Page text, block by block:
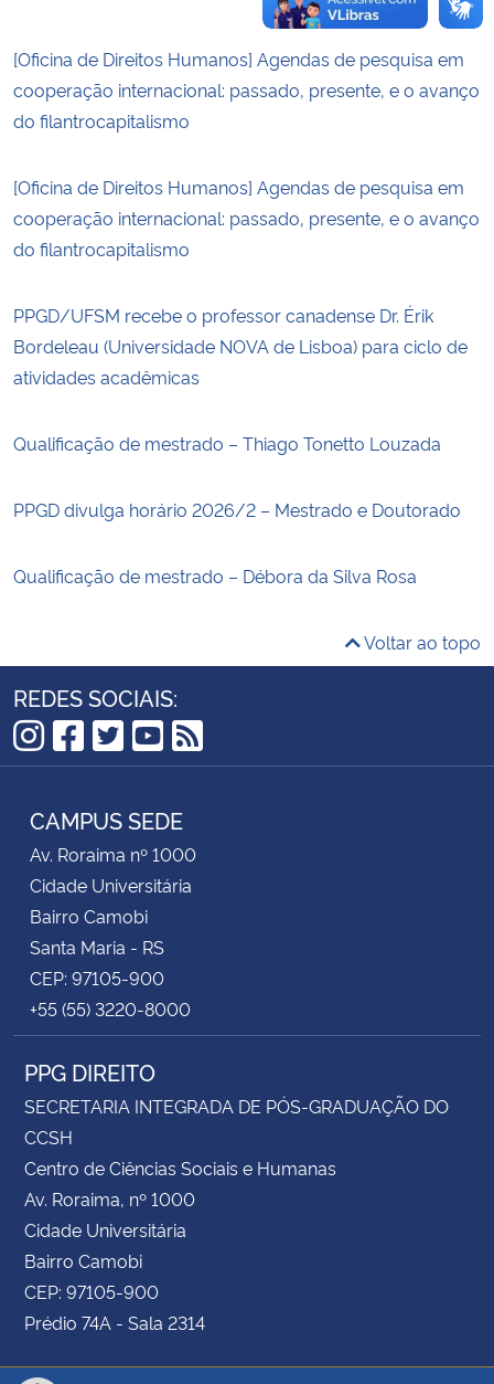
[Oficina de Direitos Humanos] Agendas de pesquisa em
cooperação internacional: passado, presente, e o avanço
do filantrocapitalismo
[Oficina de Direitos Humanos] Agendas de pesquisa em
cooperação internacional: passado, presente, e o avanço
do filantrocapitalismo
PPGD/UFSM recebe o professor canadense Dr. Érik
Bordeleau (Universidade NOVA de Lisboa) para ciclo de
atividades acadêmicas
Qualificação de mestrado – Thiago Tonetto Louzada
PPGD divulga horário 2026/2 – Mestrado e Doutorado
Qualificação de mestrado – Débora da Silva Rosa
Voltar ao topo
REDES SOCIAIS:
Instagram
Facebook
Twitter
YouTube
RSS
CAMPUS SEDE
Av. Roraima nº 1000
Cidade Universitária
Bairro Camobi
Santa Maria - RS
CEP: 97105-900
+55 (55) 3220-8000
PPG DIREITO
SECRETARIA INTEGRADA DE PÓS-GRADUAÇÃO DO
CCSH
Centro de Ciências Sociais e Humanas
Av. Roraima, nº 1000
Cidade Universitária
Bairro Camobi
CEP: 97105-900
Prédio 74A - Sala 2314